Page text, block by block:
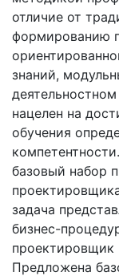
отличие от
формированию
знаний,
нацелен на
обучения
базовый набор
задача
бизнес-
проектировщик
Предложена